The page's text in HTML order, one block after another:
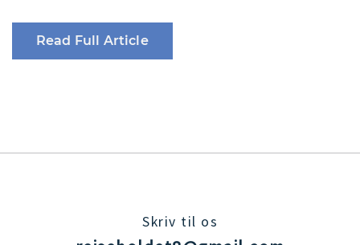
Read Full Article
Skriv til os